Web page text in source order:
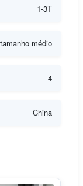
1-3T
médio
4
China